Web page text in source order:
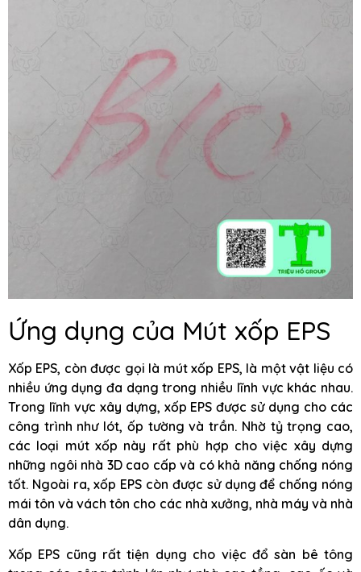
Ứng dụng của Mút xốp EPS
Xốp EPS, còn được gọi là mút xốp EPS, là một vật liệu có
nhiều ứng dụng đa dạng trong nhiều lĩnh vực khác nhau.
Trong lĩnh vực xây dựng, xốp EPS được sử dụng cho các
công trình như lót, ốp tường và trần. Nhờ tỷ trọng cao,
các loại mút xốp này rất phù hợp cho việc xây dựng
những ngôi nhà 3D cao cấp và có khả năng chống nóng
tốt. Ngoài ra, xốp EPS còn được sử dụng để chống nóng
mái tôn và vách tôn cho các nhà xưởng, nhà máy và nhà
dân dụng.
Xốp EPS cũng rất tiện dụng cho việc đổ sàn bê tông